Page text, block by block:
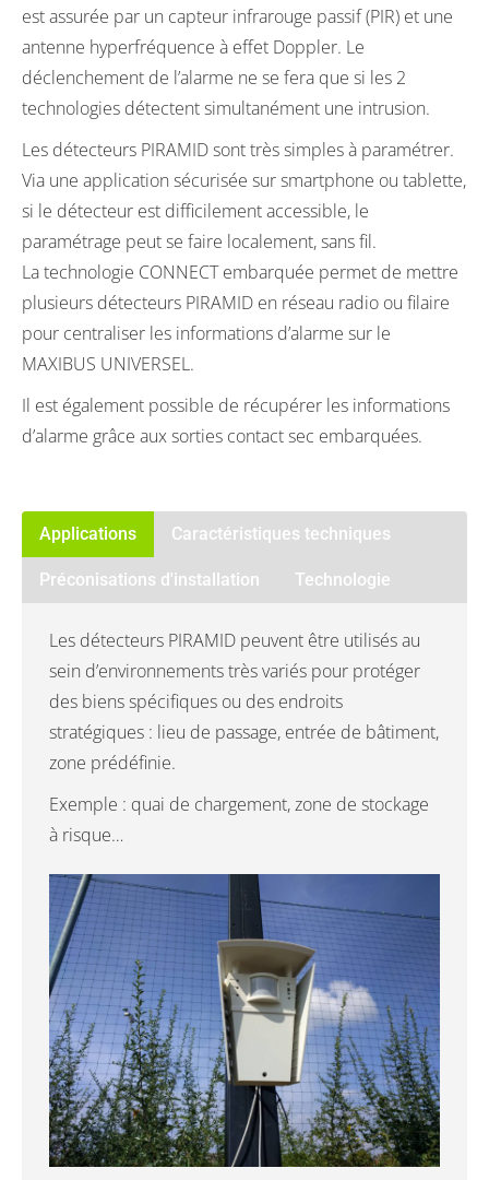
est assurée par un capteur infrarouge passif (PIR) et une
antenne hyperfréquence à effet Doppler. Le
déclenchement de l’alarme ne se fera que si les 2
technologies détectent simultanément une intrusion.
Les détecteurs PIRAMID sont très simples à paramétrer.
Via une application sécurisée sur smartphone ou tablette,
si le détecteur est difficilement accessible, le
paramétrage peut se faire localement, sans fil.
La technologie CONNECT embarquée permet de mettre
plusieurs détecteurs PIRAMID en réseau radio ou filaire
pour centraliser les informations d’alarme sur le
MAXIBUS UNIVERSEL.
Il est également possible de récupérer les informations
d’alarme grâce aux sorties contact sec embarquées.
Applications Caractéristiques techniques
Préconisations d'installation Technologie
Les détecteurs PIRAMID peuvent être utilisés au
sein d’environnements très variés pour protéger
des biens spécifiques ou des endroits
stratégiques : lieu de passage, entrée de bâtiment,
zone prédéfinie.
Exemple : quai de chargement, zone de stockage
à risque…